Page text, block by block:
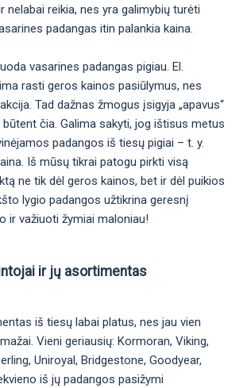
nelabai reikia, nes yra galimybių turėti
padangas itin palankia kaina.
vasarines padangas pigiau. El.
rasti geros kainos pasiūlymus, nes
Tad dažnas žmogus įsigyja „apavus“
čia. Galima sakyti, jog ištisus metus
padangos iš tiesų pigiai – t. y.
Iš mūsų tikrai patogu pirkti visą
ne tik dėl geros kainos, bet ir dėl puikios
lygio padangos užtikrina geresnį
ir važiuoti žymiai maloniau!
ir jų asortimentas
iš tiesų labai platus, nes jau vien
Vieni geriausių: Kormoran, Viking,
Uniroyal, Bridgestone, Goodyear,
iš jų padangos pasižymi